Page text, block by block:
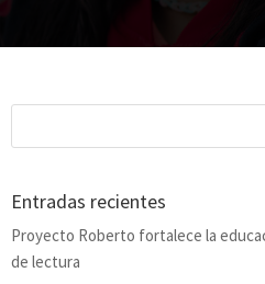
Entradas recientes
Proyecto Roberto fortalece la
de lectura